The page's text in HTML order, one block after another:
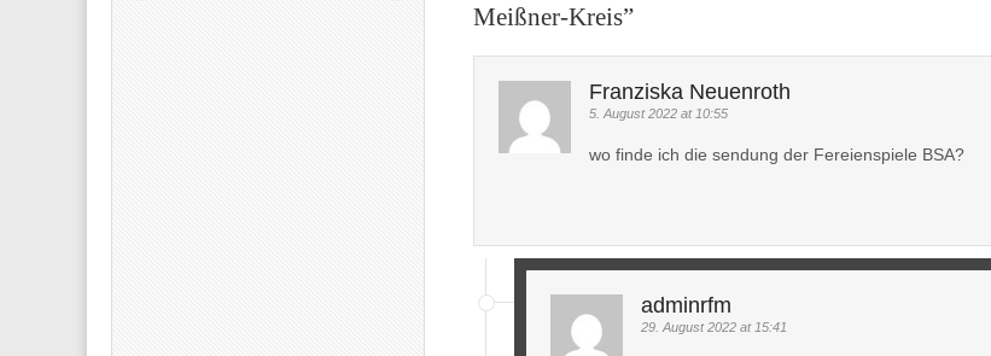
Meißner-Kreis”
Franziska Neuenroth
5. August 2022 at 10:55
wo finde ich die sendung der Fereienspiele BSA?
adminrfm
29. August 2022 at 15:41